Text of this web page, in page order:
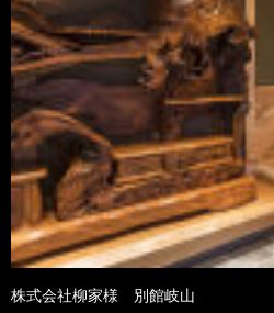
株式会社柳家様 別館岐山